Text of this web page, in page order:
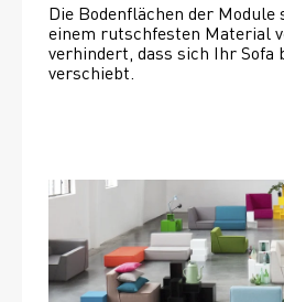
Die Bodenflächen der
einem rutschfesten Material
verhindert, dass sich Ihr Sofa
verschiebt.